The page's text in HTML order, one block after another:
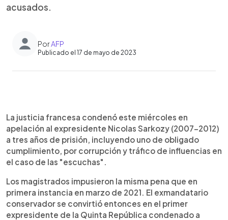
acusados.
PorAFP
Publicado el 17 de mayo de 2023
► Escuchar artículo
La justicia francesa condenó este miércoles en
apelación al expresidente Nicolas Sarkozy (2007-2012)
a tres años de prisión, incluyendo uno de obligado
cumplimiento, por corrupción y tráfico de influencias en
el caso de las "escuchas".
Los magistrados impusieron la misma pena que en
primera instancia en marzo de 2021. El exmandatario
conservador se convirtió entonces en el primer
expresidente de la Quinta República condenado a